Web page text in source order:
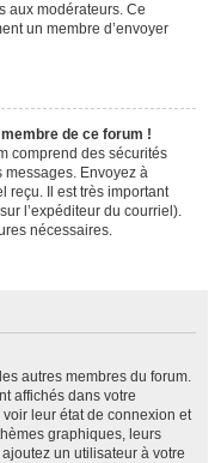
aux modérateurs. Ce
un membre d’envoyer
de ce forum !
comprend des sécurités
Envoyez à
reçu. Il est très important
l’expéditeur du courriel).
nécessaires.
autres membres du forum.
affichés dans votre
leur état de connexion et
graphiques, leurs
un utilisateur à votre